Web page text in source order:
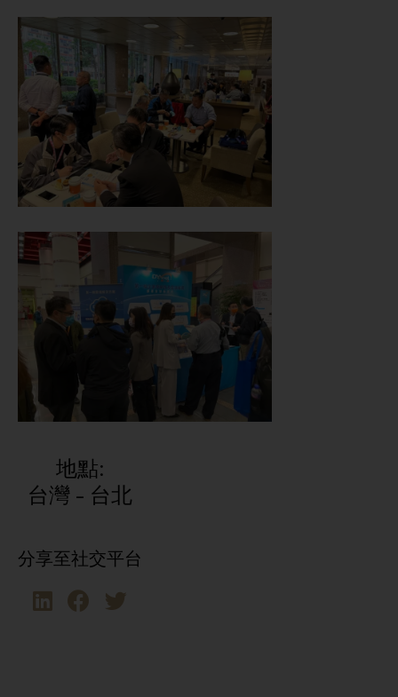
地點:
台灣 - 台北
分享至社交平台